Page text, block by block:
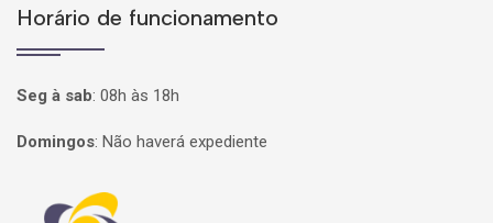
Horário de funcionamento
Seg à sab: 08h às 18h
Domingos: Não haverá expediente
Página inicial